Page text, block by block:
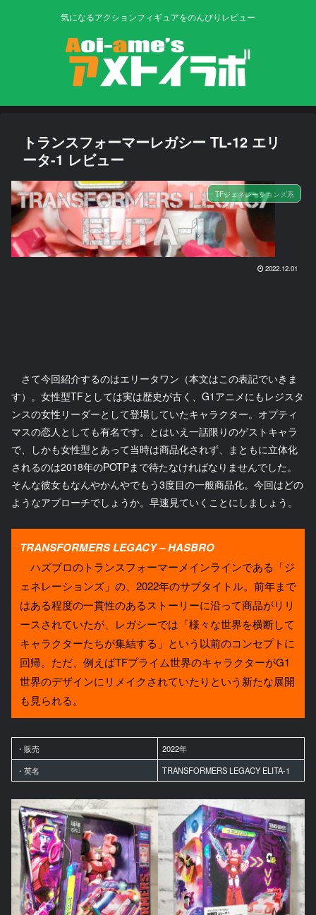
気になるアクションフィギュアをのんびりレビュー
トランスフォーマーレガシー TL-12 エリ
ータ-1 レビュー
TFジェネレーションズ系
2022.12.01
さて今回紹介するのはエリータワン（本文はこの表記でいきま
す）。女性型TFとしては実は歴史が古く、G1アニメにもレジスタ
ンスの女性リーダーとして登場していたキャラクター。オプティ
マスの恋人としても有名です。とはいえ一話限りのゲストキャラ
で、しかも女性型とあって当時は商品化されず、まともに立体化
されるのは2018年のPOTPまで待たなければなりませんでした。
そんな彼女もなんやかんやでもう3度目の一般商品化。今回はどの
ようなアプローチでしょうか。早速見ていくことにしましょう。
TRANSFORMERS LEGACY – HASBRO
ハズブロのトランスフォーマーメインラインである「ジ
ェネレーションズ」の、2022年のサブタイトル。前年まで
はある程度の一貫性のあるストーリーに沿って商品がリリ
ースされていたが、レガシーでは「様々な世界を横断して
キャラクターたちが集結する」という以前のコンセプトに
回帰。ただ、例えばTFプライム世界のキャラクターがG1
世界のデザインにリメイクされていたりという新たな展開
も見られる。
・販売
2022年
・英名
TRANSFORMERS LEGACY ELITA-1